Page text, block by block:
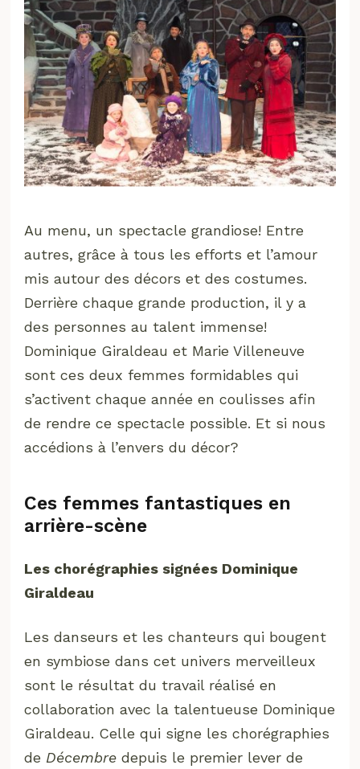
Au menu, un spectacle grandiose! Entre
autres, grâce à tous les efforts et l’amour
mis autour des décors et des costumes.
Derrière chaque grande production, il y a
des personnes au talent immense!
Dominique Giraldeau et Marie Villeneuve
sont ces deux femmes formidables qui
s’activent chaque année en coulisses afin
de rendre ce spectacle possible. Et si nous
accédions à l’envers du décor?
Ces femmes fantastiques en
arrière-scène
Les chorégraphies signées Dominique
Giraldeau
Les danseurs et les chanteurs qui bougent
en symbiose dans cet univers merveilleux
sont le résultat du travail réalisé en
collaboration avec la talentueuse Dominique
Giraldeau. Celle qui signe les chorégraphies
de Décembre depuis le premier lever de